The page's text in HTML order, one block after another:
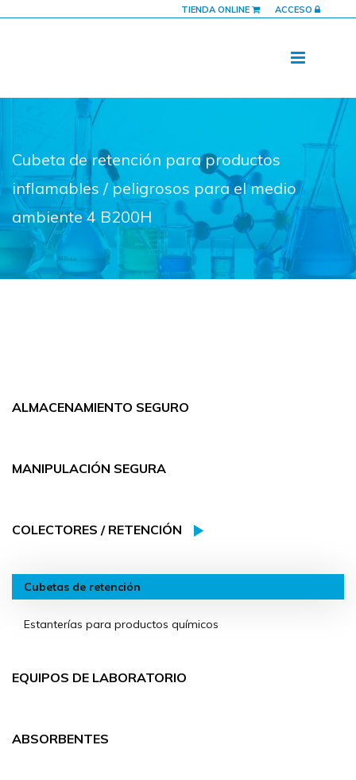
TIENDA ONLINE ACCESO
Cubeta de retención para productos
inflamables / peligrosos para el medio
ambiente 4 B200H
ALMACENAMIENTO SEGURO
MANIPULACIÓN SEGURA
COLECTORES / RETENCIÓN
Cubetas de retención
Estanterías para productos químicos
EQUIPOS DE LABORATORIO
ABSORBENTES